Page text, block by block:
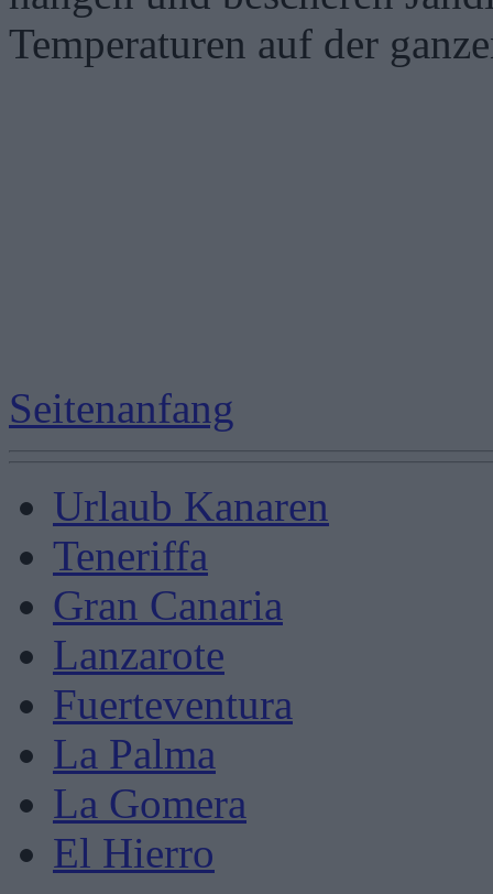
Temperaturen auf der
Seitenanfang
Urlaub Kanaren
Teneriffa
Gran Canaria
Lanzarote
Fuerteventura
La Palma
La Gomera
El Hierro